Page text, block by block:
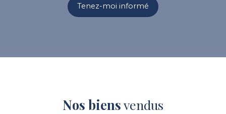
Tenez-moi informé
Nos biensvendus